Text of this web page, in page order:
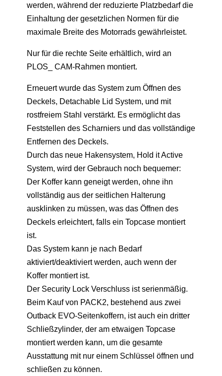
werden, während der reduzierte Platzbedarf die
Einhaltung der gesetzlichen Normen für die
maximale Breite des Motorrads gewährleistet.
Nur für die rechte Seite erhältlich, wird an
PLOS_ CAM-Rahmen montiert.
Erneuert wurde das System zum Öffnen des
Deckels, Detachable Lid System, und mit
rostfreiem Stahl verstärkt. Es ermöglicht das
Feststellen des Scharniers und das vollständige
Entfernen des Deckels.
Durch das neue Hakensystem, Hold it Active
System, wird der Gebrauch noch bequemer:
Der Koffer kann geneigt werden, ohne ihn
vollständig aus der seitlichen Halterung
ausklinken zu müssen, was das Öffnen des
Deckels erleichtert, falls ein Topcase montiert
ist.
Das System kann je nach Bedarf
aktiviert/deaktiviert werden, auch wenn der
Koffer montiert ist.
Der Security Lock Verschluss ist serienmäßig.
Beim Kauf von PACK2, bestehend aus zwei
Outback EVO-Seitenkoffern, ist auch ein dritter
Schließzylinder, der am etwaigen Topcase
montiert werden kann, um die gesamte
Ausstattung mit nur einem Schlüssel öffnen und
schließen zu können.